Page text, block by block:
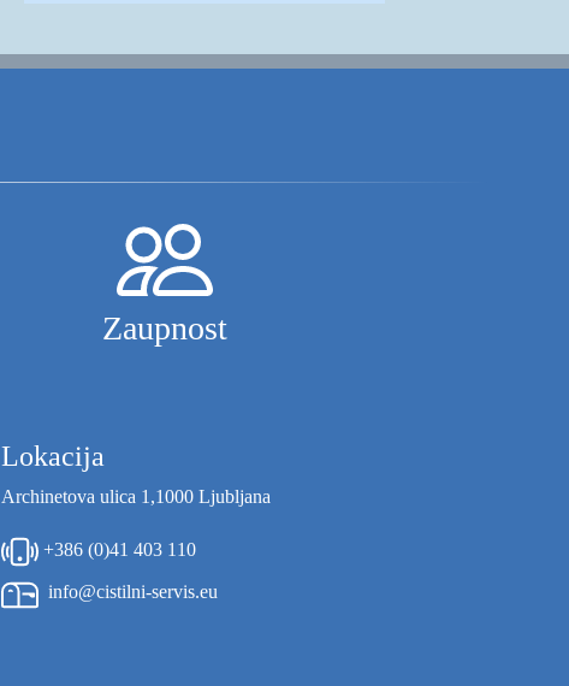
Zaupnost
Lokacija
Archinetova ulica 1,1000 Ljubljana
+386 (0)41 403 110
info@cistilni-servis.eu